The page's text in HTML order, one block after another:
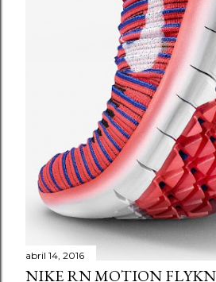
abril 14, 2016
NIKE RN MOTION